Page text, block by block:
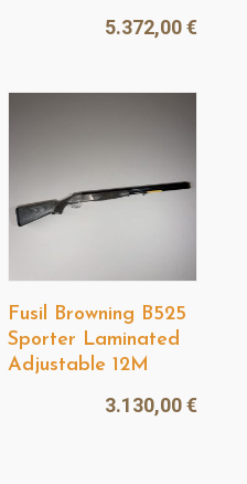
5.372,00€
Fusil Browning B525
Sporter Laminated
Adjustable 12M
3.130,00€